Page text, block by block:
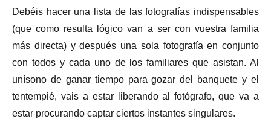
Debéis hacer una lista de las fotografías indispensables
(que como resulta lógico van a ser con vuestra familia
más directa) y después una sola fotografía en conjunto
con todos y cada uno de los familiares que asistan. Al
unísono de ganar tiempo para gozar del banquete y el
tentempié, vais a estar liberando al fotógrafo, que va a
estar procurando captar ciertos instantes singulares.